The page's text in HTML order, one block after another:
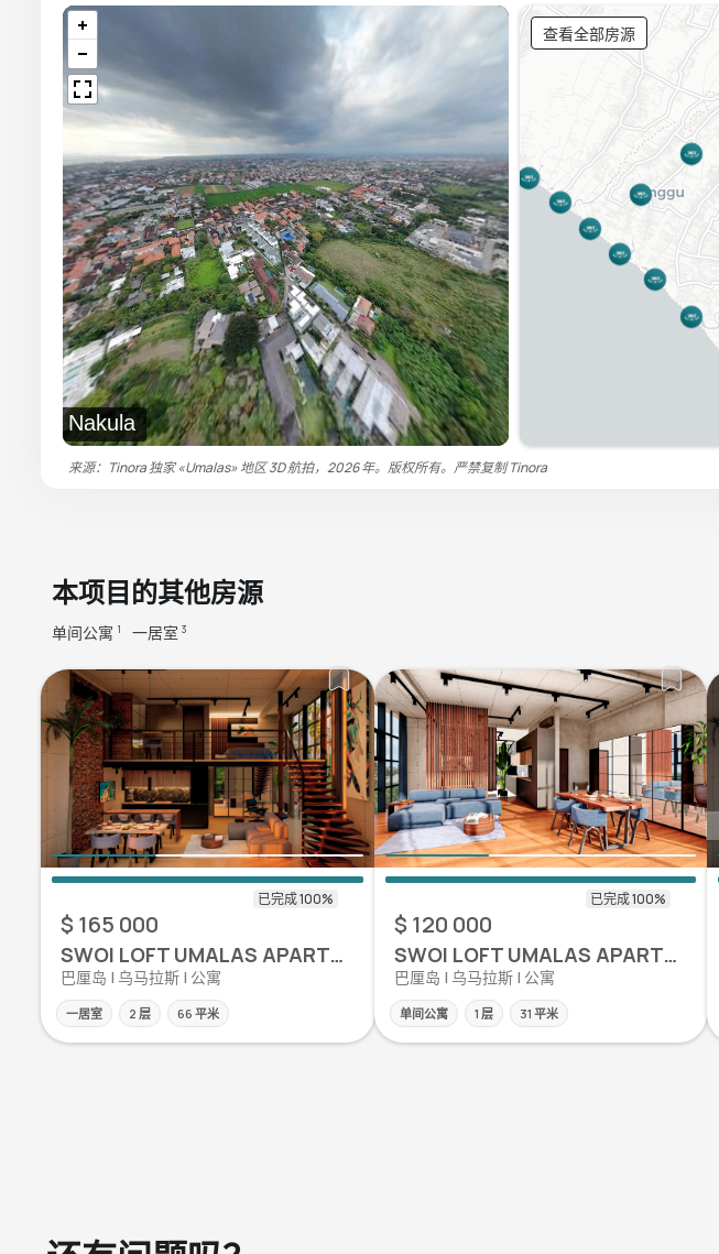
Nakula
查看全部房源
来源：Tinora 独家 «Umalas» 地区 3D 航拍，2026 年。版权所有。严禁复制Tinora
本项目的其他房源
单间公寓 1 一居室 3
$ 165 000
SWOI LOFT UMALAS APARTMENT
巴厘岛 | 乌马拉斯 | 公寓
一居室 2 层 66 平米
$ 120 000
SWOI LOFT UMALAS APARTMENT
巴厘岛 | 乌马拉斯 | 公寓
单间公寓 1 层 31 平米